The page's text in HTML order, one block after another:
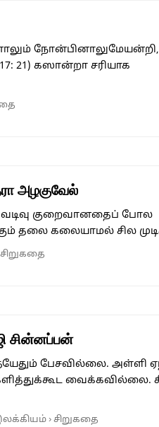
நோன்பினாலுமேயன்றி,
21) கஸான்றா சரியாக
அழகுவேல்
வடிவு குறைவானதைப் போல
தலை கலையாமல் சில
சிறுகதை
சின்னப்பன்
பேசவில்லை. அள்ளி
வைக்கவில்லை.
›சிறுகதை